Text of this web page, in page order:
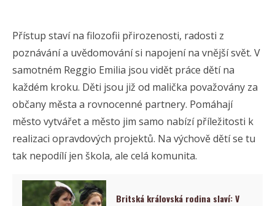
Přístup staví na filozofii přirozenosti, radosti z
poznávání a uvědomování si napojení na vnější svět. V
samotném Reggio Emilia jsou vidět práce dětí na
každém kroku. Děti jsou již od malička považovány za
občany města a rovnocenné partnery. Pomáhají
město vytvářet a město jim samo nabízí příležitosti k
realizaci opravdových projektů. Na výchově dětí se tu
tak nepodílí jen škola, ale celá komunita.
Britská královská rodina slaví: V